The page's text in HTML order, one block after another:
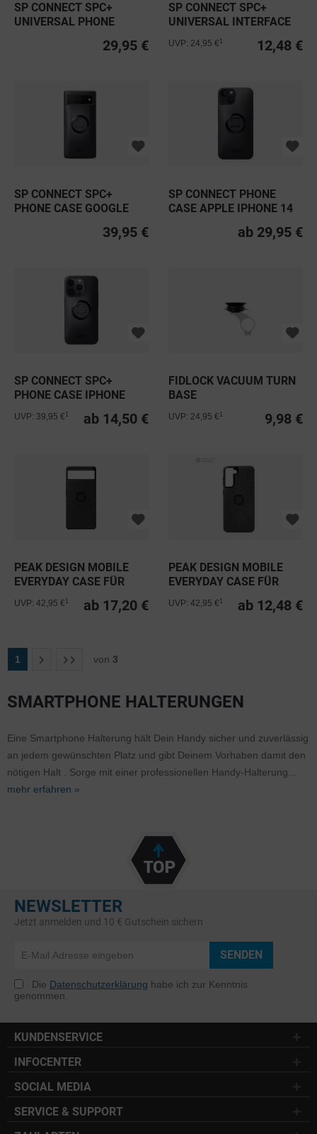
SP CONNECT SPC+
UNIVERSAL PHONE
29,95 €
SP CONNECT SPC+
UNIVERSAL INTERFACE
12,48 €
UVP: 24,95 €
SP CONNECT SPC+
PHONE CASE GOOGLE
39,95 €
SP CONNECT PHONE
CASE APPLE IPHONE 14
ab 29,95 €
SP CONNECT SPC+
PHONE CASE IPHONE
ab 14,50 €
UVP: 39,95 €
FIDLOCK VACUUM TURN
BASE
9,98 €
UVP: 24,95 €
PEAK DESIGN MOBILE
EVERYDAY CASE FÜR
GOOGLE...
ab 17,20 €
UVP: 42,95 €
PEAK DESIGN MOBILE
EVERYDAY CASE FÜR
SAMSUNG...
ab 12,48 €
UVP: 42,95 €
1 von 3
SMARTPHONE HALTERUNGEN
Eine Smartphone Halterung hält Dein Handy sicher und zuverlässig
an jedem gewünschten Platz und gibt Deinem Vorhaben damit den
nötigen Halt . Sorge mit einer professionellen Handy-Halterung...
mehr erfahren »
NEWSLETTER
Jetzt anmelden und 10 € Gutschein sichern
SENDEN
Die Datenschutzerklärung habe ich zur Kenntnis
genommen.
KUNDENSERVICE
INFOCENTER
SOCIAL MEDIA
SERVICE & SUPPORT